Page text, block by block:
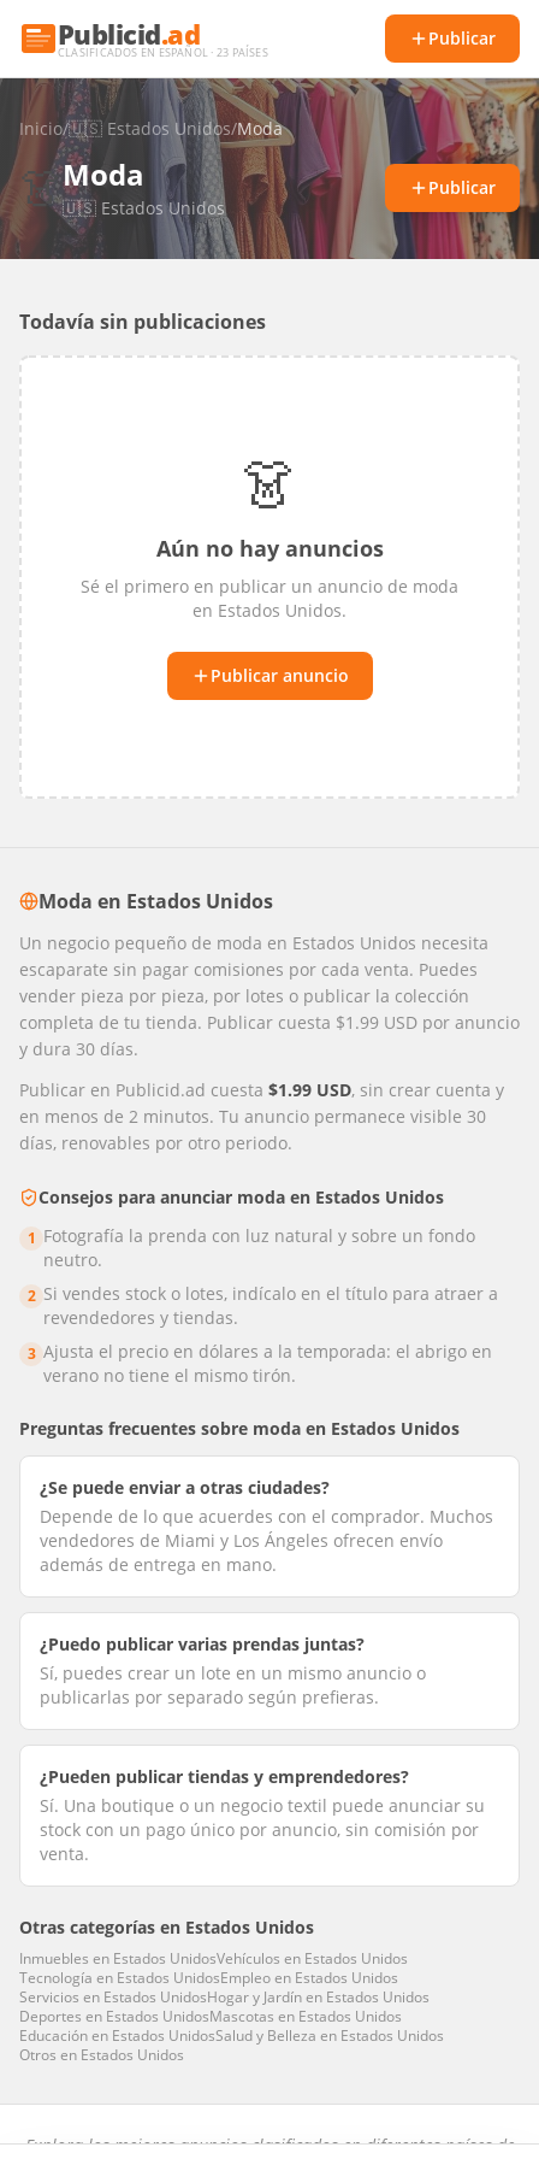
Publicid.ad
CLASIFICADOS EN ESPAÑOL · 23 PAÍSES
Publicar
Inicio/🇺🇸 Estados Unidos/Moda
👗Moda
🇺🇸 Estados Unidos
Publicar
Todavía sin publicaciones
👗
Aún no hay anuncios
Sé el primero en publicar un anuncio de moda
en Estados Unidos.
Publicar anuncio
Moda en Estados Unidos
Un negocio pequeño de moda en Estados Unidos necesita
escaparate sin pagar comisiones por cada venta. Puedes
vender pieza por pieza, por lotes o publicar la colección
completa de tu tienda. Publicar cuesta $1.99 USD por anuncio
y dura 30 días.
Publicar en Publicid.ad cuesta $1.99 USD, sin crear cuenta y
en menos de 2 minutos. Tu anuncio permanece visible 30
días, renovables por otro periodo.
Consejos para anunciar moda en Estados Unidos
1 Fotografía la prenda con luz natural y sobre un fondo
neutro.
2 Si vendes stock o lotes, indícalo en el título para atraer a
revendedores y tiendas.
3 Ajusta el precio en dólares a la temporada: el abrigo en
verano no tiene el mismo tirón.
Preguntas frecuentes sobre moda en Estados Unidos
¿Se puede enviar a otras ciudades?
Depende de lo que acuerdes con el comprador. Muchos
vendedores de Miami y Los Ángeles ofrecen envío
además de entrega en mano.
¿Puedo publicar varias prendas juntas?
Sí, puedes crear un lote en un mismo anuncio o
publicarlas por separado según prefieras.
¿Pueden publicar tiendas y emprendedores?
Sí. Una boutique o un negocio textil puede anunciar su
stock con un pago único por anuncio, sin comisión por
venta.
Otras categorías en Estados Unidos
Inmuebles en Estados UnidosVehículos en Estados Unidos
Tecnología en Estados UnidosEmpleoen Estados Unidos
Servicios en Estados UnidosHogar y Jardínen Estados Unidos
Deportes en Estados UnidosMascotas en Estados Unidos
Educaciónen Estados UnidosSalud y Belleza en Estados Unidos
Otros en Estados Unidos
Explora los mejores anuncios clasificados en diferentes países de